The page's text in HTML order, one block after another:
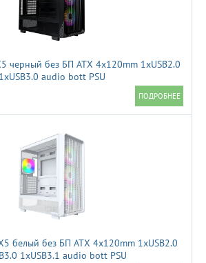
черный без БП ATX 4x120mm 1xUSB2.0
1xUSB3.0 audio bott PSU
белый без БП ATX 4x120mm 1xUSB2.0
1xUSB3.1 audio bott PSU